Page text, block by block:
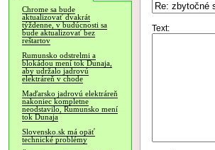
Chrome sa bude
aktualizovať dvakrát
týždenne, v budúcnosti sa
bude aktualizovať bez
reštartov
Rumunsko odstrelmi a
blokádou mení tok Dunaja,
aby udržalo jadrovú
elektráreň v chode
Maďarsko jadrovú elektráreň
nakoniec kompletne
neodstavilo, Rumunsko mení
tok Dunaja
Slovensko.sk má opäť
technické problémy
Text: